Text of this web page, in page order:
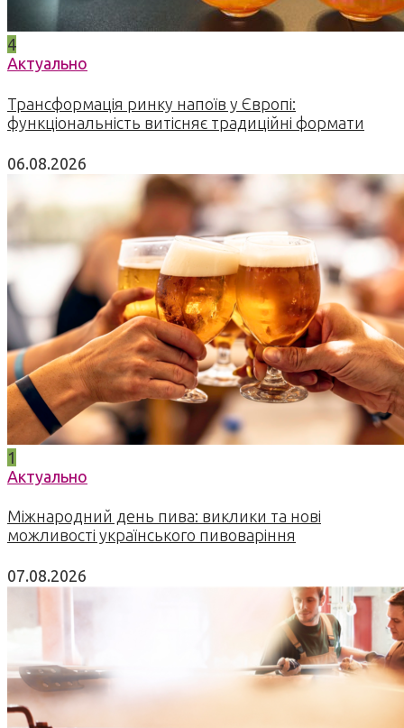
4
Актуально
Трансформація ринку напоїв у Європі:
функціональність витісняє традиційні формати
06.08.2026
1
Актуально
Міжнародний день пива: виклики та нові
можливості українського пивоваріння
07.08.2026